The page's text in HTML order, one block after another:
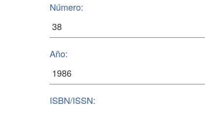
Número:
Año:
ISBN/ISSN: